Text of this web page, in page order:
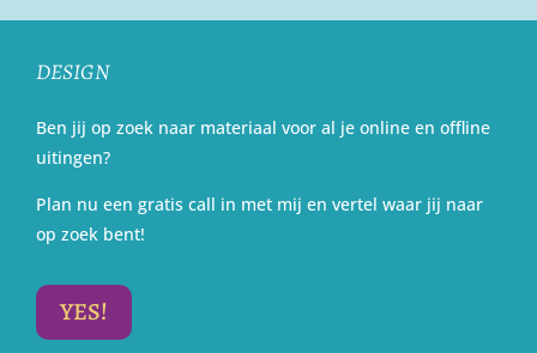
DESIGN
Ben jij op zoek naar materiaal voor al je online en offline
uitingen?
Plan nu een gratis call in met mij en vertel waar jij naar
op zoek bent!
YES!